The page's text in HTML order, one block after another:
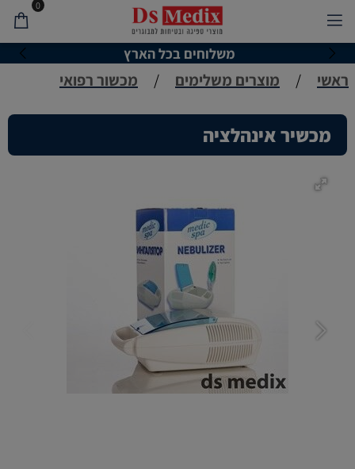
משלוחים בכל הארץ
0
ראשי / מוצרים משלימים / מכשור רפואי
מכשיר אינהלציה